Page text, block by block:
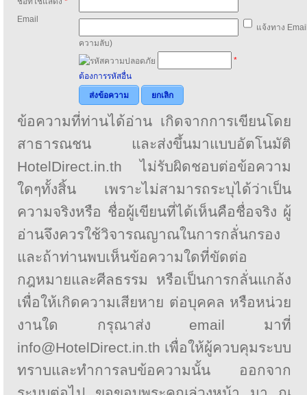
Email
แจ้งทาง
ความลับ)
*
ต้องการรหัสอื่น
ส่งข้อความ
ยกเลิก
ข้อความที่ท่านได้อ่าน เกิดจากการเขียนโดย
สาธารณชน และส่งขึ้นมาแบบอัตโนมัติ
HotelDirect.in.th ไม่รับผิดชอบต่อข้อความ
ใดๆทั้งสิ้น เพราะไม่สามารถระบุได้ว่าเป็น
ความจริงหรือ ชื่อผู้เขียนที่ได้เห็นคือชื่อจริง ผู้
อ่านจึงควรใช้วิจารณญาณในการกลั่นกรอง
และถ้าท่านพบเห็นข้อความใดที่ขัดต่อ
กฎหมายและศีลธรรม หรือเป็นการกลั่นแกล้ง
เพื่อให้เกิดความเสียหาย ต่อบุคคล หรือหน่วย
งานใด กรุณาส่ง email มาที่
info@HotelDirect.in.th เพื่อให้ผู้ควบคุมระบบ
ทราบและทำการลบข้อความนั้น ออกจาก